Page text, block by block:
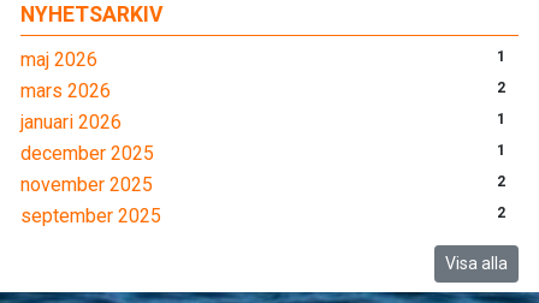
NYHETSARKIV
maj 2026 1
mars 2026 2
januari 2026 1
december 2025 1
november 2025 2
september 2025 2
Visa alla